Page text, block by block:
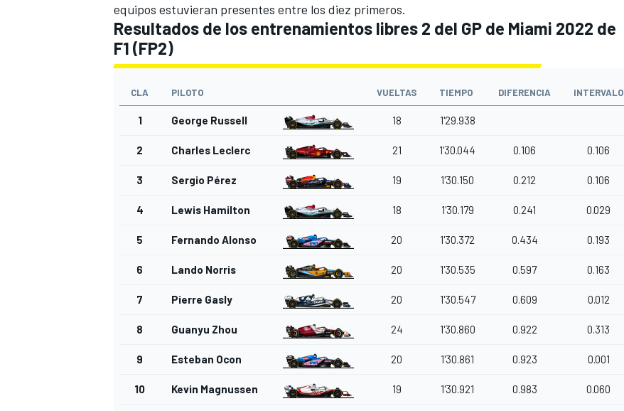
equipos estuvieran presentes entre los diez primeros.
Resultados de los entrenamientos libres 2 del GP de Miami 2022 de
F1 (FP2)
CLA PILOTO VUELTAS TIEMPO DIFERENCIA INTERVALO
1 George Russell 18 1'29.938
2 Charles Leclerc 21 1'30.044 0.106 0.106
3 Sergio Pérez 19 1'30.150 0.212 0.106
4 Lewis Hamilton 18 1'30.179 0.241 0.029
5 Fernando Alonso 20 1'30.372 0.434 0.193
6 Lando Norris 20 1'30.535 0.597 0.163
7 Pierre Gasly 20 1'30.547 0.609 0.012
8 Guanyu Zhou 24 1'30.860 0.922 0.313
9 Esteban Ocon 20 1'30.861 0.923 0.001
10 Kevin Magnussen 19 1'30.921 0.983 0.060